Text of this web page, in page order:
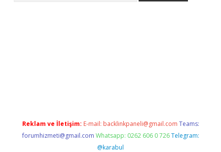
Reklam ve İletişim: E-mail: backlinkpaneli@gmail.com Teams:
forumhizmeti@gmail.com Whatsapp: 0262 606 0 726 Telegram:
@karabul